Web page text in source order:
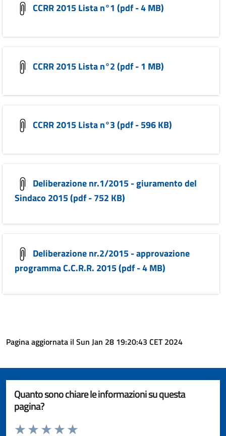
CCRR 2015 Lista n°1 (pdf - 4 MB)
CCRR 2015 Lista n°2 (pdf - 1 MB)
CCRR 2015 Lista n°3 (pdf - 596 KB)
Deliberazione nr.1/2015 - giuramento del
Sindaco 2015 (pdf - 752 KB)
Deliberazione nr.2/2015 - approvazione
programma C.C.R.R. 2015 (pdf - 4 MB)
Pagina aggiornata il Sun Jan 28 19:20:43 CET 2024
Quanto sono chiare le informazioni su questa
pagina?
Valuta da 1 a 5 stelle la pagina